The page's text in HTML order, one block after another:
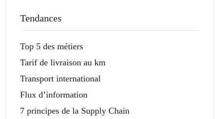
Tendances
Top 5 des métiers
Tarif de livraison au km
Transport international
Flux d’information
7 principes de la Supply Chain